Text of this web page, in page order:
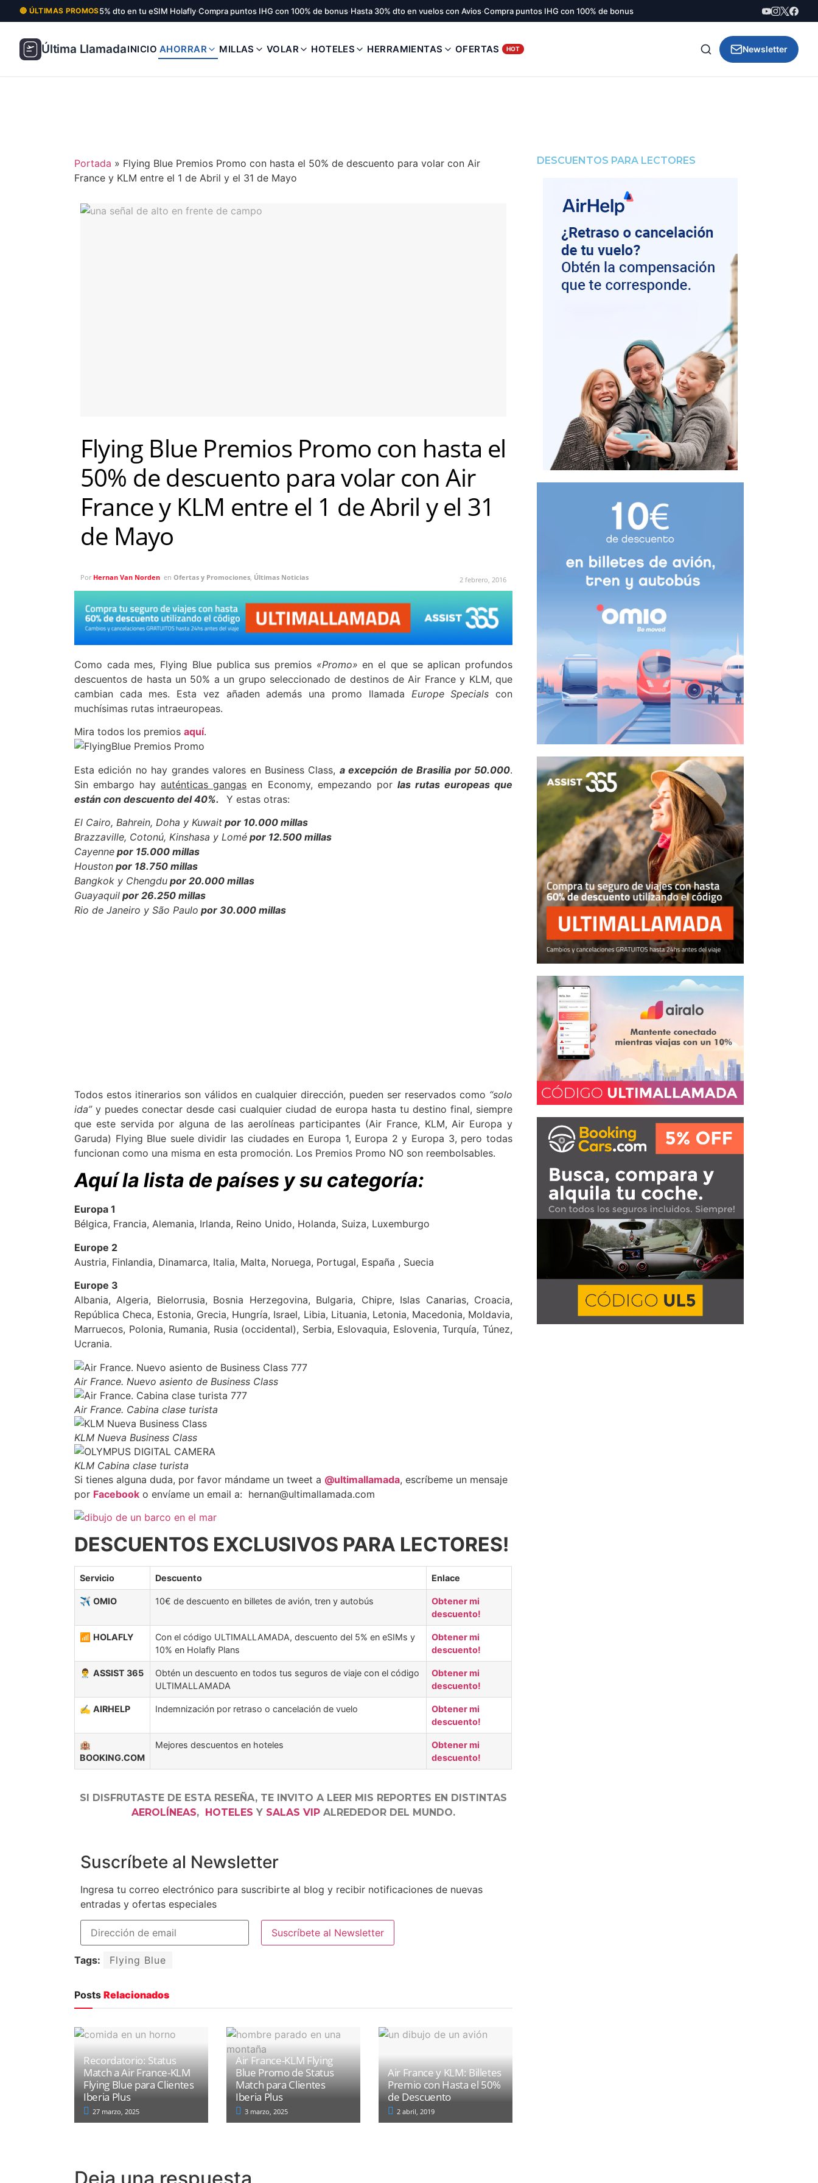
🔴 ÚLTIMAS PROMOS5% dto en tu eSIM Holafly·Compra puntos IHG con 100% de bonus·Hasta 30% dto en vuelos con Avios·Compra puntos IHG con 100% de bonus
Última LlamadaINICIO AHORRAR MILLAS VOLAR HOTELES HERRAMIENTAS OFERTAS HOT Newsletter
Portada » Flying Blue Premios Promo con hasta el 50% de descuento para volar con Air
France y KLM entre el 1 de Abril y el 31 de Mayo
Flying Blue Premios Promo con hasta el
50% de descuento para volar con Air
France y KLM entre el 1 de Abril y el 31
de Mayo
Por Hernan Van Norden en Ofertas y Promociones Últimas Noticias 2 febrero, 2016
Como cada mes, Flying Blue publica sus premios «Promo» en el que se aplican profundos
descuentos de hasta un 50% a un grupo seleccionado de destinos de Air France y KLM, que
cambian cada mes. Esta vez añaden además una promo llamada Europe Specials con
muchísimas rutas intraeuropeas.
Mira todos los premios aquí.
Esta edición no hay grandes valores en Business Class, a excepción de Brasilia por 50.000.
Sin embargo hayauténticas gangas en Economy, empezando por las rutas europeas que
están con descuento del 40%.
Y estas otras:
El Cairo, Bahrein, Doha y Kuwait por 10.000 millas
Brazzaville, Cotonú, Kinshasa y Lomé por 12.500 millas
Cayenne por 15.000 millas
Houston por 18.750 millas
Bangkok y Chengdu por 20.000 millas
Guayaquil por 26.250 millas
Rio de Janeiro y São Paulo por 30.000 millas
Todos estos itinerarios son válidos en cualquier dirección, pueden ser reservados como “solo
ida”y puedes conectar desde casi cualquier ciudad de europa hasta tu destino final, siempre
que este servida por alguna de las aerolíneas participantes (Air France, KLM, Air Europa y
Garuda) Flying Blue suele dividir las ciudades en Europa 1, Europa 2 y Europa 3, pero todas
funcionan como una misma en esta promoción. Los Premios Promo NO son reembolsables.
Aquí la lista de países y su categoría:
Europa 1
Bélgica, Francia, Alemania, Irlanda, Reino Unido, Holanda, Suiza, Luxemburgo
Europe 2
Austria, Finlandia, Dinamarca, Italia, Malta, Noruega, Portugal, España , Suecia
Europe 3
Albania, Algeria, Bielorrusia, Bosnia Herzegovina, Bulgaria, Chipre, Islas Canarias, Croacia,
República Checa, Estonia, Grecia, Hungría, Israel, Libia, Lituania, Letonia, Macedonia, Moldavia,
Marruecos, Polonia, Rumania, Rusia (occidental), Serbia, Eslovaquia, Eslovenia, Turquía, Túnez,
Ucrania.
Air France. Nuevo asiento de Business Class
Air France. Cabina clase turista
KLM Nueva Business Class
KLM Cabina clase turista
Si tienes alguna duda, por favor mándame un tweet a @ultimallamada, escríbeme un mensaje
por Facebook o envíame un email a: hernan@ultimallamada.com
DESCUENTOS EXCLUSIVOS PARA LECTORES!
Servicio Descuento Enlace
✈️ OMIO 10€ de descuento en billetes de avión, tren y autobús
Obtener mi
descuento!
📶 HOLAFLY
Con el código ULTIMALLAMADA, descuento del 5% en eSIMs y
10% en Holafly Plans
Obtener mi
descuento!
👨‍⚕️ ASSIST 365
Obtén un descuento en todos tus seguros de viaje con el código
ULTIMALLAMADA
Obtener mi
descuento!
✍️ AIRHELP Indemnización por retraso o cancelación de vuelo
Obtener mi
descuento!
🏨
BOOKING.COM
Mejores descuentos en hoteles
Obtener mi
descuento!
SI DISFRUTASTE DE ESTA RESEÑA, TE INVITO A LEER MIS REPORTES EN DISTINTAS
AEROLÍNEAS, HOTELES Y SALAS VIPALREDEDOR DEL MUNDO.
Suscríbete al Newsletter
Ingresa tu correo electrónico para suscribirte al blog y recibir notificaciones de nuevas
entradas y ofertas especiales
Tags: Flying Blue
Posts Relacionados
Recordatorio: Status
Match a Air France-KLM
Flying Blue para Clientes
Iberia Plus
27 marzo, 2025
Air France-KLM Flying
Blue Promo de Status
Match para Clientes
Iberia Plus
3 marzo, 2025
Air France y KLM: Billetes
Premio con Hasta el 50%
de Descuento
2 abril, 2019
DESCUENTOS PARA LECTORES